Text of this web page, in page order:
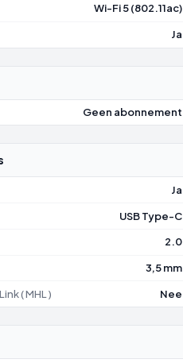
Wi-Fi 5 (802.11ac)
Ja
Geen abonnement
Ja
USB Type-C
2.0
3,5 mm
( MHL ) Nee